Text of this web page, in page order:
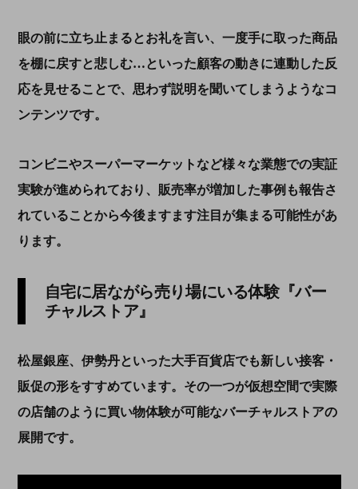
眼の前に立ち止まるとお礼を言い、一度手に取った商品
を棚に戻すと悲しむ…といった顧客の動きに連動した反
応を見せることで、思わず説明を聞いてしまうようなコ
ンテンツです。
コンビニやスーパーマーケットなど様々な業態での実証
実験が進められており、販売率が増加した事例も報告さ
れていることから今後ますます注目が集まる可能性があ
ります。
自宅に居ながら売り場にいる体験『バー
チャルストア』
松屋銀座、伊勢丹といった大手百貨店でも新しい接客・
販促の形をすすめています。その一つが仮想空間で実際
の店舗のように買い物体験が可能なバーチャルストアの
展開です。